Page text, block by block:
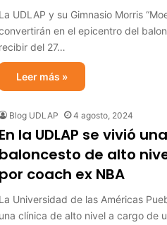
La UDLAP y su Gimnasio Morris
en el epicentro del
recibir del 27…
Leer más »
Blog UDLAP 4 agosto, 2024
En la UDLAP se vivió
baloncesto de alto
por coach ex NBA
La Universidad de las Américas
una clínica de alto nivel a cargo de